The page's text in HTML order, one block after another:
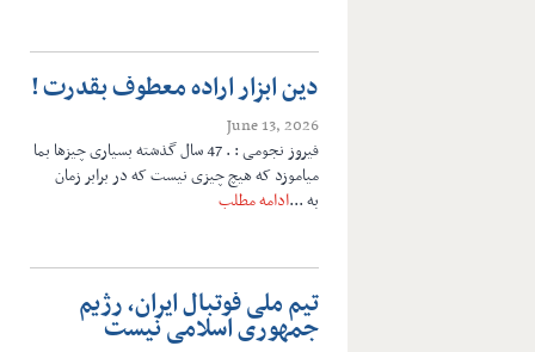
دین ابزار اراده معطوف بقدرت !
June 13, 2026
فیروز نجومی : . 47 سال گذشته بسیاری چیزها بما
میاموزد که هیچ چیزی نیست که در برابر زمان
به ...ادامه مطلب
تیم ملی فوتبال ایران، رژیم
جمهوری اسلامی نیست